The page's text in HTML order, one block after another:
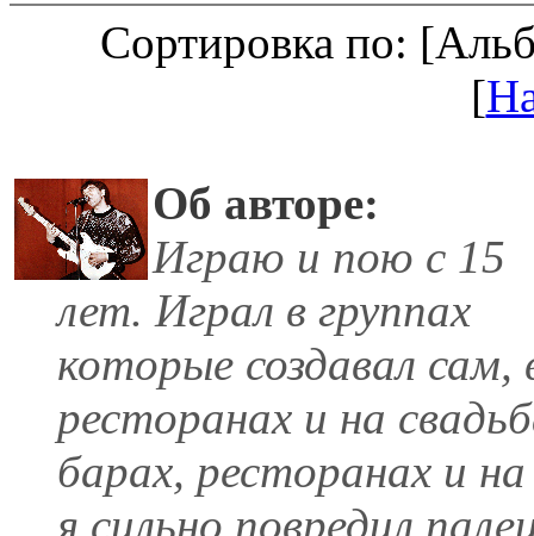
Сортировка по:
[
Об авторе:
Играю и пою с 15
лет. Играл в группах
которые создавал сам,
ресторанах и на
барах, ресторанах и
я сильно повредил